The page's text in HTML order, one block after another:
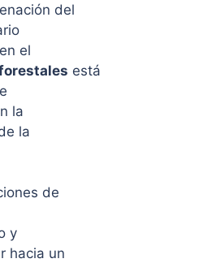
del
el
está
la
la
de
y
hacia un